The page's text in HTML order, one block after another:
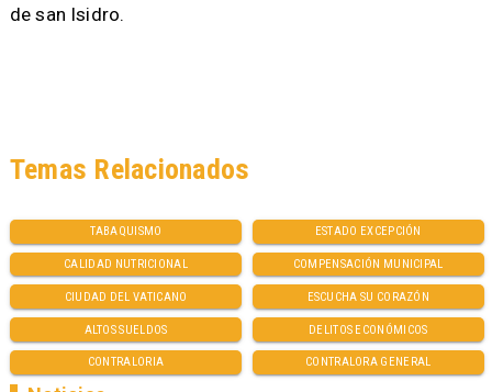
de san Isidro.
TABAQUISMO ESTADO EXCEPCIÓN
CALIDAD NUTRICIONAL COMPENSACIÓN MUNICIPAL
CIUDAD DEL VATICANO ESCUCHA SU CORAZÓN
ALTOS SUELDOS DELITOS ECONÓMICOS
CONTRALORIA CONTRALORA GENERAL
Temas Relacionados